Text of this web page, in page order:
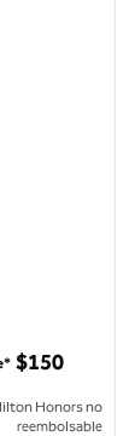
$150
Honors no
reembolsable